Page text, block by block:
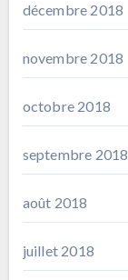
décembre 2018
novembre 2018
octobre 2018
septembre 2018
août 2018
juillet 2018